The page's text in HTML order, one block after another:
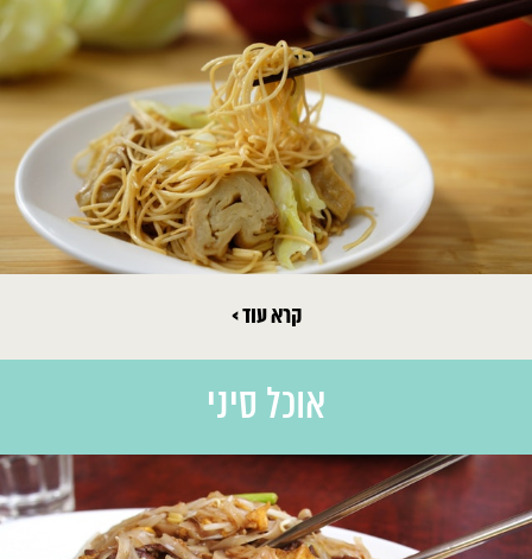
קרא עוד >
אוכל סיני